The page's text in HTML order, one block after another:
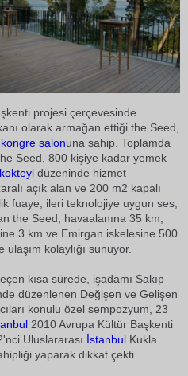
projesi çerçevesinde
olarak armağan ettiği the Seed,
kongre salonuna sahip. Toplamda
Seed, 800 kişiye kadar yemek
kokteyl düzeninde hizmet
açık alan ve 200 m2 kapalı
fuaye, ileri teknolojiye uygun ses,
the Seed, havaalanına 35 km,
3 km ve Emirgan iskelesine 500
kolaylığı sunuyor.
kısa sürede, işadamı Sakıp
düzenlenen Değişen ve Gelişen
konulu özel sempozyum, 23
2010 Avrupa Kültür Başkenti
Uluslararası İstanbul Kukla
yaparak dikkat çekti.